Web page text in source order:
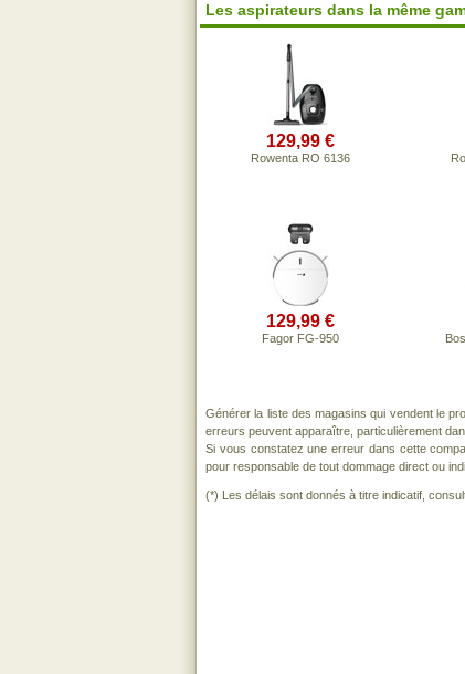
Les aspirateurs dans la même
129,99 €
Rowenta RO 6136
129,99 €
Fagor FG-950
Générer la liste des magasins qui vendent le
erreurs peuvent apparaître, particulièrement
Si vous constatez une erreur dans cette
pour responsable de tout dommage direct ou
(*) Les délais sont donnés à titre indicatif,